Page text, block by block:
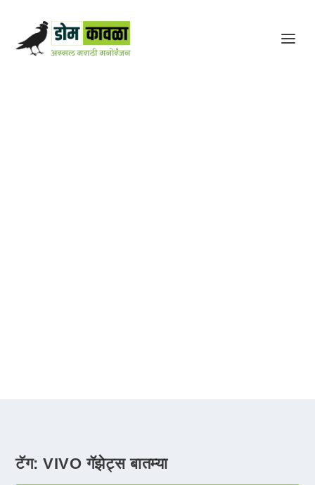
टॅग:VIVO गॅझेट्स बातम्या